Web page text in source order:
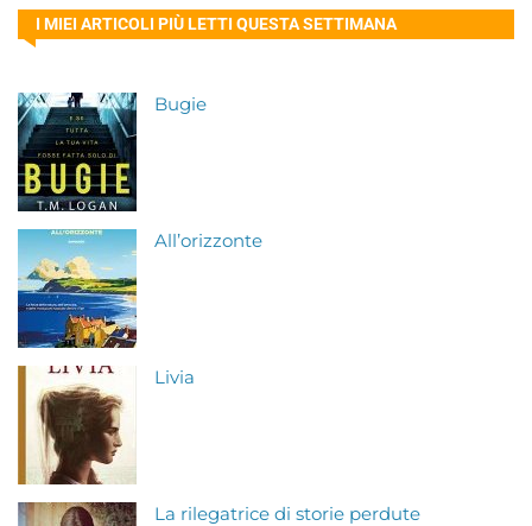
I MIEI ARTICOLI PIÙ LETTI QUESTA SETTIMANA
Bugie
All’orizzonte
Livia
La rilegatrice di storie perdute